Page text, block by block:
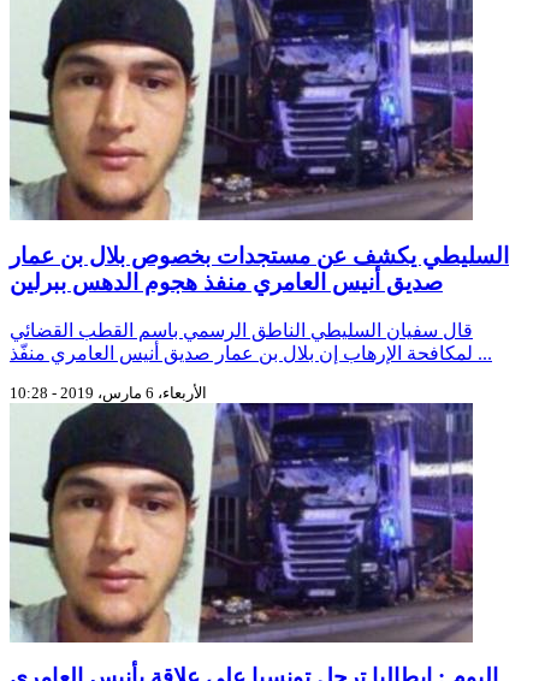
السليطي يكشف عن مستجدات بخصوص بلال بن عمار
صديق أنيس العامري منفذ هجوم الدهس ببرلين
قال سفيان السليطي الناطق الرسمي باسم القطب القضائي
لمكافحة الإرهاب إن بلال بن عمار صديق أنيس العامري منفّذ ...
الأربعاء، 6 مارس، 2019 - 10:28